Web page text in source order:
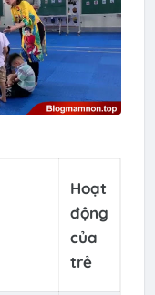
Hoạt
động
của
trẻ